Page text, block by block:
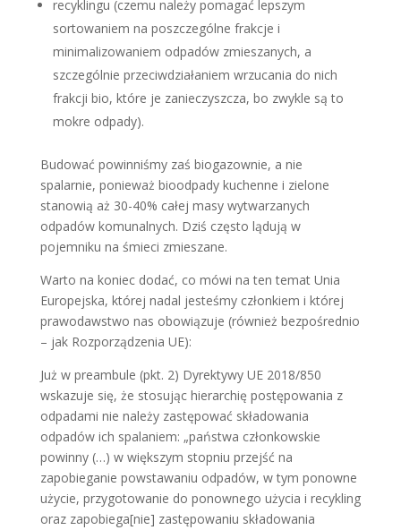
recyklingu (czemu należy pomagać lepszym
sortowaniem na poszczególne frakcje i
minimalizowaniem odpadów zmieszanych, a
szczególnie przeciwdziałaniem wrzucania do nich
frakcji bio, które je zanieczyszcza, bo zwykle są to
mokre odpady).
Budować powinniśmy zaś biogazownie, a nie
spalarnie, ponieważ bioodpady kuchenne i zielone
stanowią aż 30-40% całej masy wytwarzanych
odpadów komunalnych. Dziś często lądują w
pojemniku na śmieci zmieszane.
Warto na koniec dodać, co mówi na ten temat Unia
Europejska, której nadal jesteśmy członkiem i której
prawodawstwo nas obowiązuje (również bezpośrednio
– jak Rozporządzenia UE):
Już w preambule (pkt. 2) Dyrektywy UE 2018/850
wskazuje się, że stosując hierarchię postępowania z
odpadami nie należy zastępować składowania
odpadów ich spalaniem: „państwa członkowskie
powinny (…) w większym stopniu przejść na
zapobieganie powstawaniu odpadów, w tym ponowne
użycie, przygotowanie do ponownego użycia i recykling
oraz zapobiega[nie] zastępowaniu składowania